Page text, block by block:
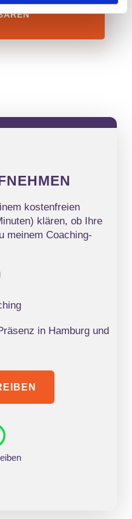
kostenfreien
klären, ob Ihre
meinem Coaching-
in Hamburg und